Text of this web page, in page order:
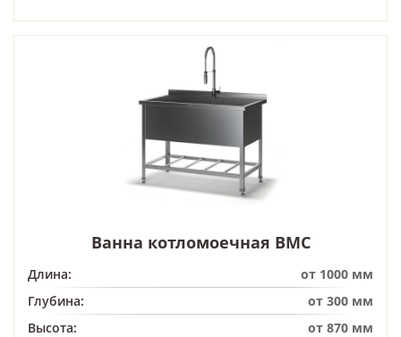
Ванна котломоечная ВМС
Длина:
от 1000 мм
Глубина:
от 300 мм
Высота:
от 870 мм